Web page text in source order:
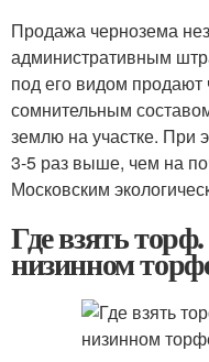
Продажа чернозема
административным
под его видом
сомнительным
землю на участке. При
3-5 раз выше, чем на
Московским
Где взять
низинном